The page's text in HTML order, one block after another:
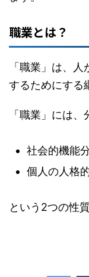
職業とは？
「職業」は、
するためにする
「職業」には、
社会的機能
個人の人格
という2つの性